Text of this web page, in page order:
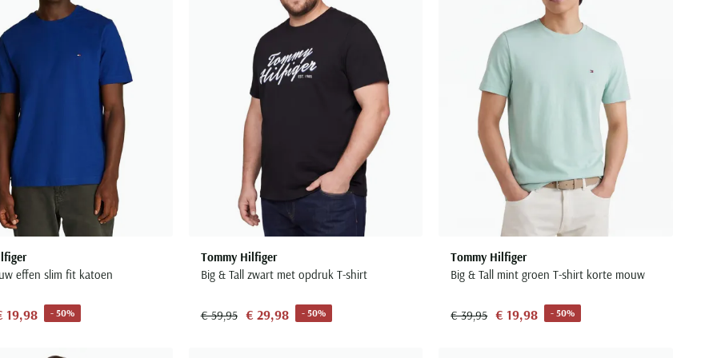
effen slim fit katoen
19,98 - 50%
Tommy Hilfiger
Big & Tall zwart met opdruk T-shirt
€ 59,95 € 29,98 - 50%
Tommy Hilfiger
Big & Tall mint groen T-shirt korte mouw
€ 39,95 € 19,98 - 50%